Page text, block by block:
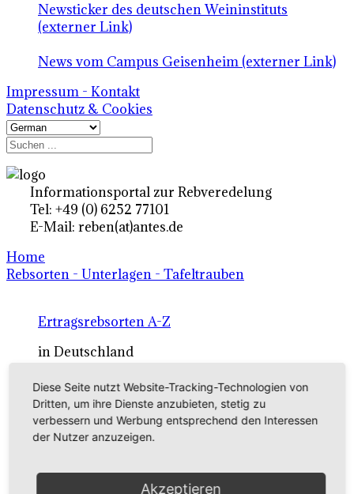
Newsticker des deutschen Weininstituts
(externer Link)
News vom Campus Geisenheim (externer Link)
Impressum - Kontakt
Datenschutz & Cookies
Informationsportal zur Rebveredelung
Tel: +49 (0) 6252 77101
E-Mail: reben(at)antes.de
Home
Rebsorten - Unterlagen - Tafeltrauben
Ertragsrebsorten A-Z
in Deutschland
Rebsorten international
externe Links
Tafeltraubensorten
Diese Seite nutzt Website-Tracking-Technologien von
Dritten, um ihre Dienste anzubieten, stetig zu
verbessern und Werbung entsprechend den Interessen
der Nutzer anzuzeigen.
Akzeptieren